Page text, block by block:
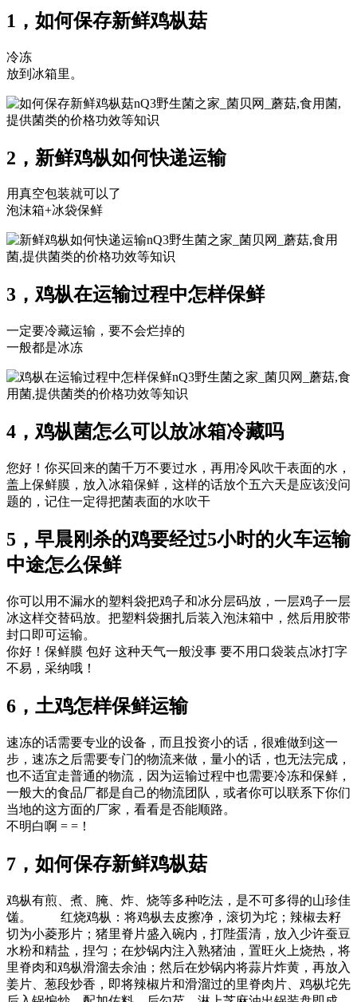
1，如何保存新鲜鸡枞菇
冷冻
放到冰箱里。
nQ3野生菌之家_菌贝网_蘑菇,食用菌,
提供菌类的价格功效等知识
2，新鲜鸡枞如何快递运输
用真空包装就可以了
泡沫箱+冰袋保鲜
nQ3野生菌之家_菌贝网_蘑菇,食用
菌,提供菌类的价格功效等知识
3，鸡枞在运输过程中怎样保鲜
一定要冷藏运输，要不会烂掉的
一般都是冰冻
nQ3野生菌之家_菌贝网_蘑菇,食
用菌,提供菌类的价格功效等知识
4，鸡枞菌怎么可以放冰箱冷藏吗
您好！你买回来的菌千万不要过水，再用冷风吹干表面的水，
盖上保鲜膜，放入冰箱保鲜，这样的话放个五六天是应该没问
题的，记住一定得把菌表面的水吹干
5，早晨刚杀的鸡要经过5小时的火车运输
中途怎么保鲜
你可以用不漏水的塑料袋把鸡子和冰分层码放，一层鸡子一层
冰这样交替码放。把塑料袋捆扎后装入泡沫箱中，然后用胶带
封口即可运输。
你好！保鲜膜 包好 这种天气一般没事 要不用口袋装点冰打字
不易，采纳哦！
6，土鸡怎样保鲜运输
速冻的话需要专业的设备，而且投资小的话，很难做到这一
步，速冻之后需要专门的物流来做，量小的话，也无法完成，
也不适宜走普通的物流，因为运输过程中也需要冷冻和保鲜，
一般大的食品厂都是自己的物流团队，或者你可以联系下你们
当地的这方面的厂家，看看是否能顺路。
不明白啊 = =！
7，如何保存新鲜鸡枞菇
鸡枞有煎、煮、腌、炸、烧等多种吃法，是不可多得的山珍佳
馐。 红烧鸡枞：将鸡枞去皮擦净，滚切为坨；辣椒去籽
切为小菱形片；猪里脊片盛入碗内，打陛蛋清，放入少许蚕豆
水粉和精盐，捏匀；在炒锅内注入熟猪油，置旺火上烧热，将
里脊肉和鸡枞滑溜去余油；然后在炒锅内将蒜片炸黄，再放入
姜片、葱段炒香，即将辣椒片和滑溜过的里脊肉片、鸡枞坨先